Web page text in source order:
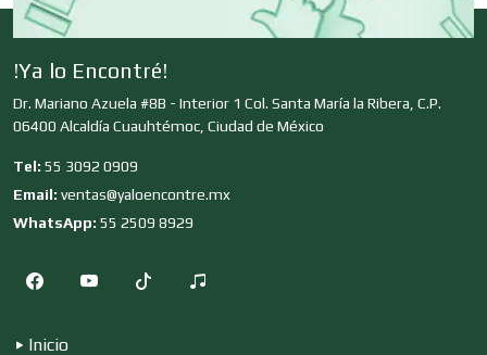
Clínicas de Rehabilitación
Clínicas y Hospitales
Clubes Deportivos
Cocinas Integrales
!Ya lo Encontré!
Dr. Mariano Azuela #8B - Interior 1 Col. Santa María la Ribera, C.P.
06400 Alcaldía Cuauhtémoc, Ciudad de México
Tel: 55 3092 0909
Email: ventas@yaloencontre.mx
WhatsApp: 55 2509 8929
Inicio